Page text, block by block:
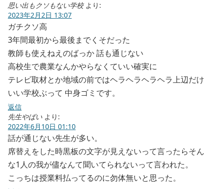
思い出もクソもない学校 より:
2023年2月2日 13:07
ガチクソ高
3年間最初から最後までくそだった
教師も使えねえのばっか 話も通じない
高校生で農業なんかやらなくていい確実に
テレビ取材とか地域の前ではヘラヘラヘラヘラ上辺だけ
いい学校ぶって 中身ゴミです。
返信
先生やばい より:
2022年6月10日 01:10
話が通じない先生が多い。
席替えをした時黒板の文字が見えないって言ったらそん
な1人の我が儘なんて聞いてられないって言われた。
こっちは授業料払ってるのに勿体無いと思った。